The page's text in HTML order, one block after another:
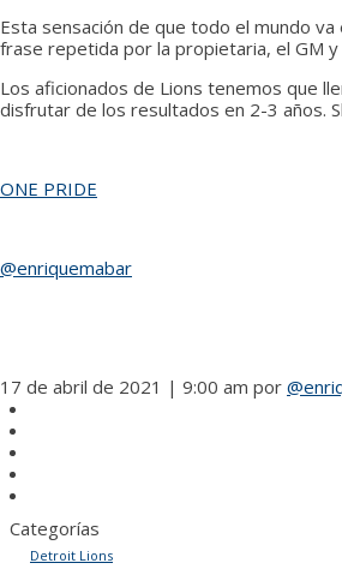
Esta sensación de que todo el mundo
frase repetida por la propietaria, el GM y
Los aficionados de Lions tenemos que
disfrutar de los resultados en 2-3 años.
ONE PRIDE
@enriquemabar
17 de abril de 2021 | 9:00 am por
Categorías
Detroit Lions